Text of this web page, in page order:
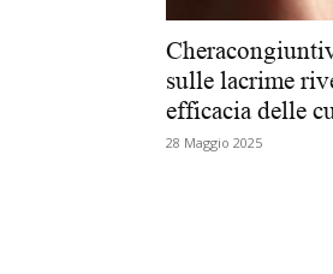
sulle lacrime
efficacia delle
28 Maggio 2025